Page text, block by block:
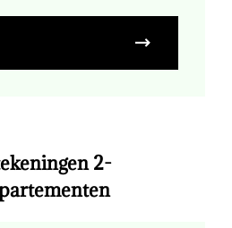
2-